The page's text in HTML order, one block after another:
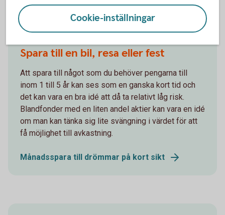
Spara till en bil, resa eller fest
Att spara till något som du behöver pengarna till
inom 1 till 5 år kan ses som en ganska kort tid och
det kan vara en bra idé att då ta relativt låg risk.
Blandfonder med en liten andel aktier kan vara en idé
om man kan tänka sig lite svängning i värdet för att
få möjlighet till avkastning.
Månadsspara till drömmar på kort sikt
Cookie-inställningar